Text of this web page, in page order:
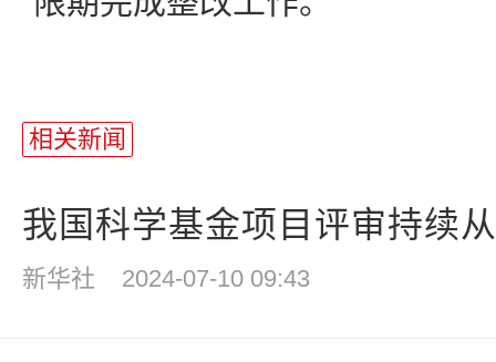
相关新闻
我国科学基金项目评审持续
新华社 2024-07-10 09:43